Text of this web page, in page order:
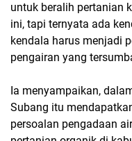
untuk beralih pertanian
ini, tapi ternyata ada
kendala harus menjadi
pengairan yang
Ia menyampaikan,
Subang itu
persoalan pengadaan